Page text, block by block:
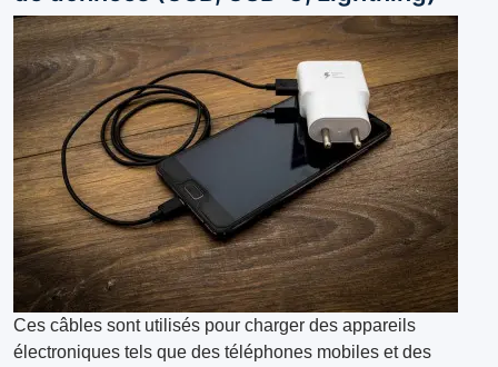
Ces câbles sont utilisés pour charger des appareils
électroniques tels que des téléphones mobiles et des